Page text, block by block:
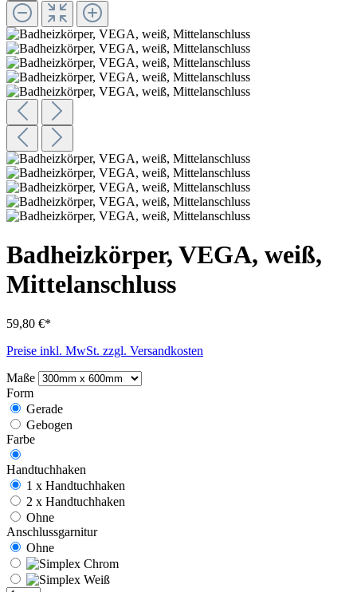
Badheizkörper, VEGA, weiß,
Mittelanschluss
59,80 €*
Preise inkl. MwSt. zzgl. Versandkosten
Maße
Form
Gerade
Gebogen
Farbe
Handtuchhaken
1 x Handtuchhaken
2 x Handtuchhaken
Ohne
Anschlussgarnitur
Ohne